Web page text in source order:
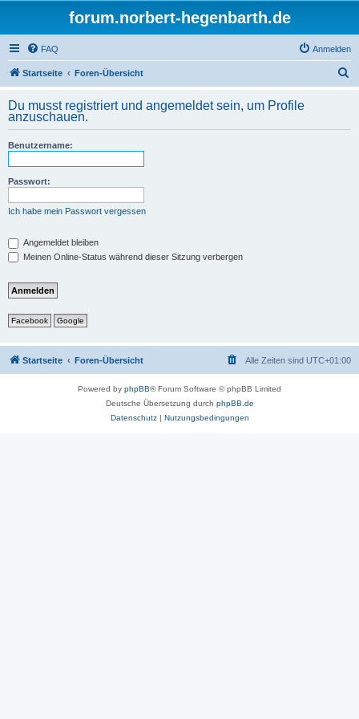
forum.norbert-hegenbarth.de
FAQ Anmelden
Startseite Foren-Übersicht
h
Du musst registriert und angemeldet sein, um Profile
anzuschauen.
Benutzername:
Passwort:
Ich habe mein Passwort vergessen
Angemeldet bleiben
Meinen Online-Status während dieser Sitzung verbergen
Facebook Google
Startseite Foren-Übersicht Alle Zeiten sind UTC+01:00
Powered by phpBB® Forum Software © phpBB Limited
Deutsche Übersetzung durch phpBB.de
Datenschutz| Nutzungsbedingungen